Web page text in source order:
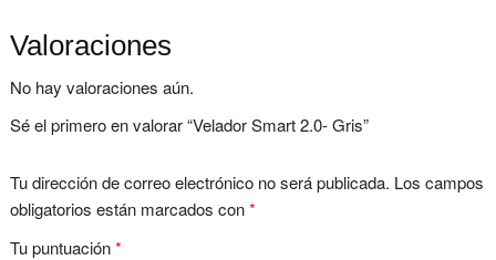
Valoraciones
No hay valoraciones aún.
Sé el primero en valorar “Velador Smart 2.0- Gris”
Tu dirección de correo electrónico no será publicada. Los campos
obligatorios están marcados con*
Tu puntuación*